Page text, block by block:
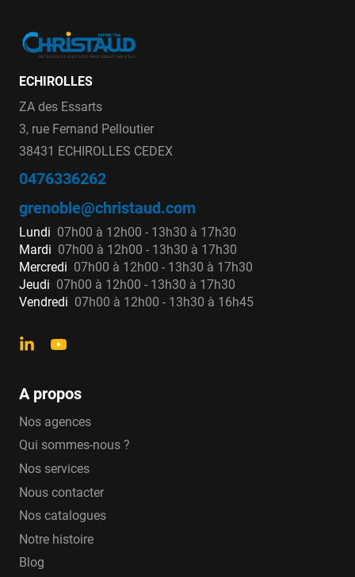
ECHIROLLES
ZA des Essarts
3, rue Fernand Pelloutier
38431 ECHIROLLES CEDEX
0476336262
grenoble@christaud.com
Lundi 07h00 à 12h00 - 13h30 à 17h30
Mardi 07h00 à 12h00 - 13h30 à 17h30
Mercredi 07h00 à 12h00 - 13h30 à 17h30
Jeudi 07h00 à 12h00 - 13h30 à 17h30
Vendredi 07h00 à 12h00 - 13h30 à 16h45
A propos
Nos agences
Qui sommes-nous ?
Nos services
Nous contacter
Nos catalogues
Notre histoire
Blog